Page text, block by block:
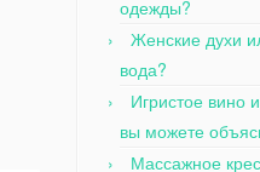
одежды?
Женские духи
вода?
Игристое
вы можете
Массажное